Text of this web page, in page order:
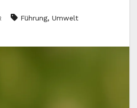
Führung, Umwelt